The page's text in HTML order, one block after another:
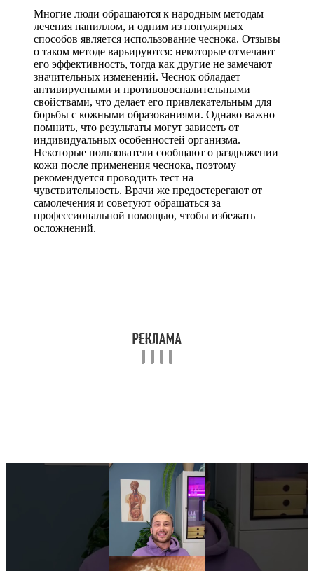
Многие люди обращаются к народным методам
лечения папиллом, и одним из популярных
способов является использование чеснока. Отзывы
о таком методе варьируются: некоторые отмечают
его эффективность, тогда как другие не замечают
значительных изменений. Чеснок обладает
антивирусными и противовоспалительными
свойствами, что делает его привлекательным для
борьбы с кожными образованиями. Однако важно
помнить, что результаты могут зависеть от
индивидуальных особенностей организма.
Некоторые пользователи сообщают о раздражении
кожи после применения чеснока, поэтому
рекомендуется проводить тест на
чувствительность. Врачи же предостерегают от
самолечения и советуют обращаться за
профессиональной помощью, чтобы избежать
осложнений.